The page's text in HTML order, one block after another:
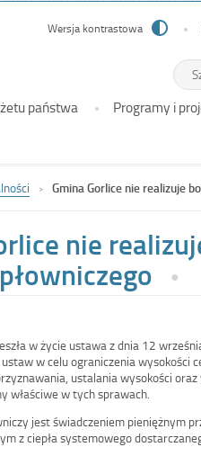
Wersja kontrastowa
Tutaj
wpisz
frazę:
państwa
Programy i
Gmina Gorlice nie realizuje
nie
w życie ustawa z dnia 12
w celu ograniczenia wysokości
ustalania wysokości oraz
właściwe w tych sprawach.
jest świadczeniem pieniężnym
z ciepła systemowego